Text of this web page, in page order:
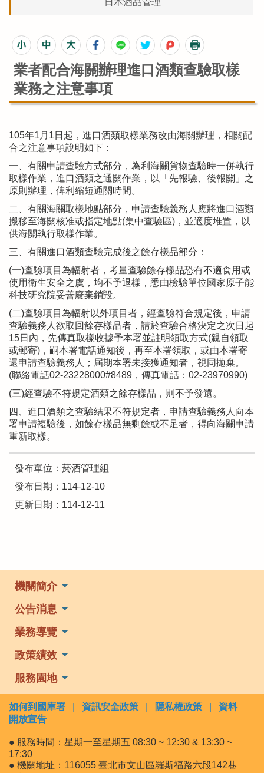
日本酒品管理
業者配合海關辦理進口酒類查驗取樣
業務之注意事項
105年1月1日起，進口酒類取樣業務改由海關辦理，相關配
合之注意事項說明如下：
一、有關申請查驗方式部分，為利海關貨物查驗時一併執行
取樣作業，進口酒類之通關作業，以「先報驗、後報關」之
原則辦理，俾利縮短通關時間。
二、有關海關取樣地點部分，申請查驗義務人應將進口酒類
搬移至海關核准或指定地點(集中查驗區)，並適度堆置，以
供海關執行取樣作業。
三、有關進口酒類查驗完成後之餘存樣品部分：
(一)查驗項目為輻射者，考量查驗餘存樣品恐有不適食用或
使用衛生安全之虞，均不予退樣，悉由檢驗單位國家原子能
科技研究院妥善廢棄銷毀。
(二)查驗項目為輻射以外項目者，經查驗符合規定後，申請
查驗義務人欲取回餘存樣品者，請於查驗合格決定之次日起
15日內，先傳真取樣收據予本署並註明領取方式(親自領取
或郵寄)，嗣本署電話通知後，再至本署領取，或由本署寄
還申請查驗義務人；屆期本署未接獲通知者，視同拋棄。
(聯絡電話02-23228000#8489，傳真電話：02-23970990)
(三)經查驗不符規定酒類之餘存樣品，則不予發還。
四、進口酒類之查驗結果不符規定者，申請查驗義務人向本
署申請複驗後，如餘存樣品無剩餘或不足者，得向海關申請
重新取樣。
發布單位：菸酒管理組
發布日期：114-12-10
更新日期：114-12-11
機關簡介
公告消息
業務導覽
政策績效
服務園地
如何到國庫署 資訊安全政策 隱私權政策
資料
開放宣告
● 服務時間：星期一至星期五 08:30 ~ 12:30 & 13:30 ~
17:30
● 機關地址：116055 臺北市文山區羅斯福路六段142巷